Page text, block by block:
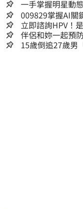
009829掌握AI關
立即諮詢HPV！
嫌晚！
伴侶和妳一起預
15歲倒追27歲